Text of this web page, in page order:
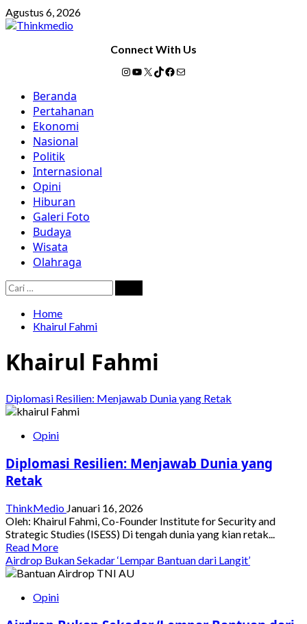
Skip
to
Agustus 6, 2026
Connect With Us
Instagram
YouTube
X TikTok
Facebook
Mail
Primary
Menu
Beranda
Pertahanan
Ekonomi
Nasional
Politik
Internasional
Opini
Hiburan
Galeri Foto
Budaya
Wisata
Olahraga
Cari
untuk:
Home
Khairul Fahmi
Khairul Fahmi
Diplomasi Resilien: Menjawab Dunia yang Retak
Opini
Diplomasi Resilien: Menjawab Dunia yang
Retak
ThinkMedio Januari 16, 2026
Oleh: Khairul Fahmi, Co-Founder Institute for Security and
Strategic Studies (ISESS) Di tengah dunia yang kian retak...
Read MoreRead
more
about
Resilien:
Airdrop Bukan Sekadar ‘Lempar Bantuan dari Langit’
Opini